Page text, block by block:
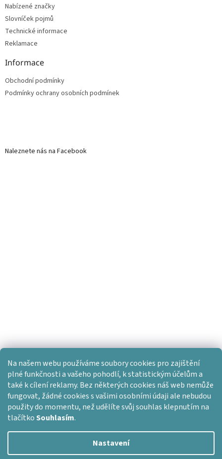
Na našem webu používáme soubory cookies pro zajištění
plné funkčnosti a vašeho pohodlí, k statistickým účelům a
také k cílení reklamy. Bez některých cookies náš web nemůže
fungovat, žádné cookies s vašimi osobními údaji ale nebudou
použity do momentu, než udělíte svůj souhlas klepnutím na
tlačítkoSouhlasím.
Nastavení
Nabízené značky
Slovníček pojmů
Technické informace
Reklamace
Informace
Obchodní podmínky
Podmínky ochrany osobních podmínek
Naleznete nás na Facebook
Vytvořil Shoptet